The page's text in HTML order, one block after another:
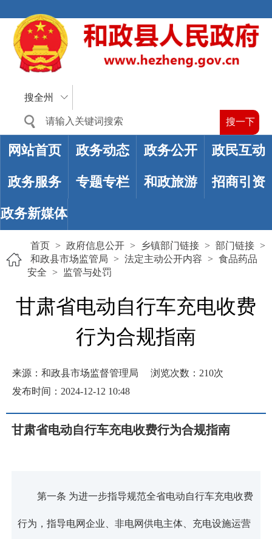
搜全州
网站首页 政务动态 政务公开 政民互动
政务服务 专题专栏 和政旅游 招商引资
政务新媒体
首页 > 政府信息公开 > 乡镇部门链接 > 部门链接 >
和政县市场监管局 > 法定主动公开内容 > 食品药品
安全 > 监管与处罚
甘肃省电动自行车充电收费
行为合规指南
来源：和政县市场监督管理局 浏览次数： 210次
发布时间：2024-12-12 10:48
甘肃省电动自行车充电收费行为合规指南
第一条 为进一步指导规范全省电动自行车充电收费
行为，指导电网企业、非电网供电主体、充电设施运营